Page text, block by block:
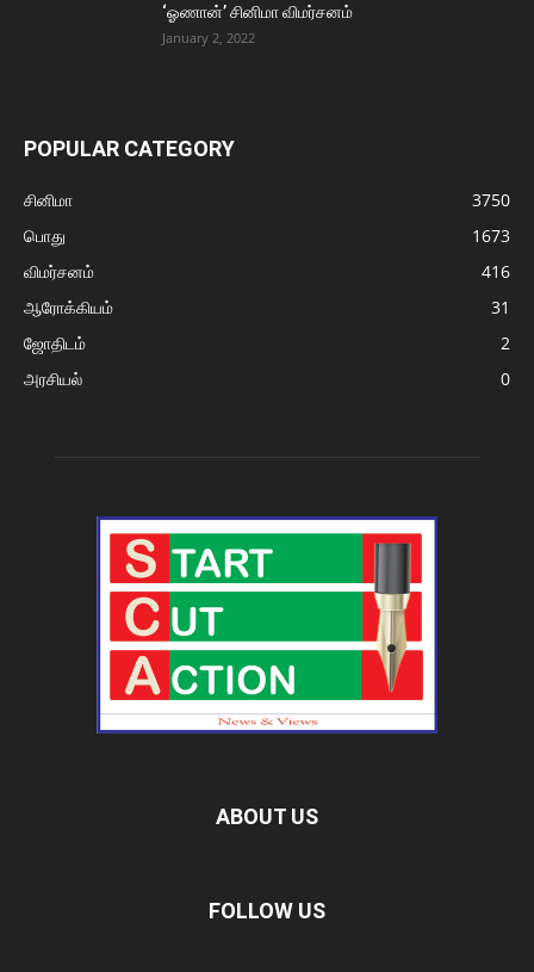
‘ஓணான்’ சினிமா விமர்சனம்
January 2, 2022
POPULAR CATEGORY
சினிமா
3750
பொது
1673
விமர்சனம்
416
ஆரோக்கியம்
31
ஜோதிடம்
2
அரசியல்
0
ABOUT US
FOLLOW US